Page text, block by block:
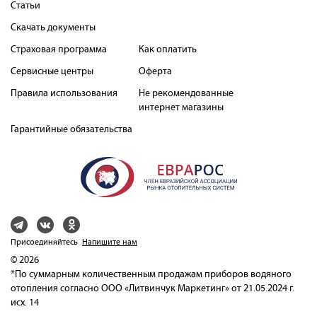
Статьи
Скачать документы
Страховая программа
Сервисные центры
Правила использования
Как оплатить
Оферта
Не рекомендованные
интернет магазины
Гарантийные обязательства
Присоединяйтесь Напишите нам
© 2026
*По суммарным количественным продажам приборов водяного
отопления согласно ООО «Литвинчук Маркетинг» от 21.05.2024 г.
исх. 14